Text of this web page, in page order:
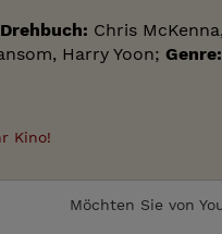
Drehbuch: Chris
Harry Yoon; Genre:
Kino!
Möchten Sie von